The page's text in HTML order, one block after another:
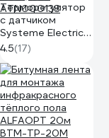
Терморегулятор
с датчиком
Systeme Electric
(Schneider
Electric)
AtlasDesign,
Белый, +5 до
+35C, 16 A
ATN000138
4.5(17)